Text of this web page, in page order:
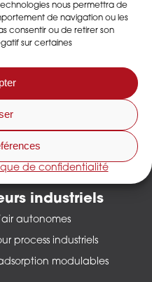
nous permettra de
de navigation ou les
consentir ou de retirer son
sur certaines
de confidentialité
– Système de
qualité certifié
nous ?
industriels
autonomes
process industriels
modulables